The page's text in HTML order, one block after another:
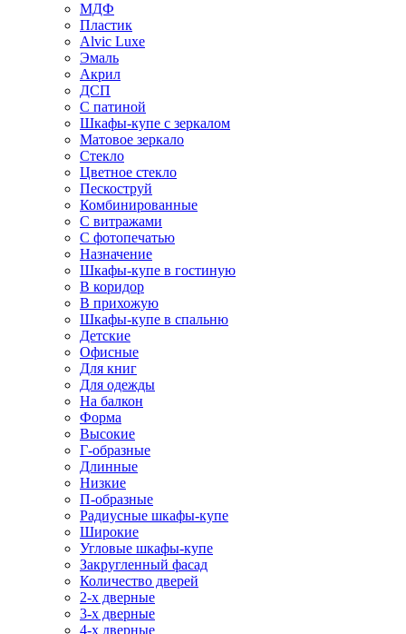
МДФ
Пластик
Alvic Luxe
Эмаль
Акрил
ДСП
С патиной
Шкафы-купе с зеркалом
Матовое зеркало
Стекло
Цветное стекло
Пескоструй
Комбинированные
С витражами
С фотопечатью
Назначение
Шкафы-купе в гостиную
В коридор
В прихожую
Шкафы-купе в спальню
Детские
Офисные
Для книг
Для одежды
На балкон
Форма
Высокие
Г-образные
Длинные
Низкие
П-образные
Радиусные шкафы-купе
Широкие
Угловые шкафы-купе
Закругленный фасад
Количество дверей
2-х дверные
3-х дверные
4-х дверные